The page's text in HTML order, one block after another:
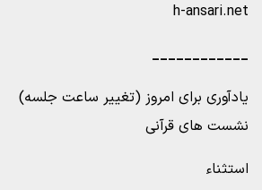
h-ansari.net
____________
یادآوری برای امروز (تغییر ساعت جلسه)
نشست های قرآنی
استثناء